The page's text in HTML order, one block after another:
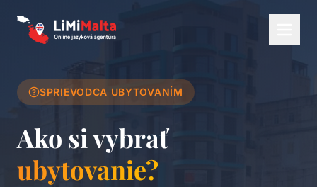
SPRIEVODCA UBYTOVANÍM
Ako si vybrať
ubytovanie?